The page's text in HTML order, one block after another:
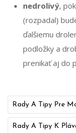
nedrolivý,
(rozpadal)
ďalšiemu
podložky a
prenikať aj do
Rady A Tipy Pre
Rady A Tipy K